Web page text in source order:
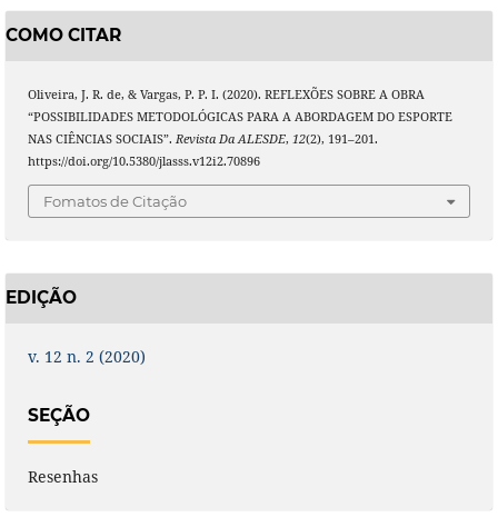
COMO CITAR
Oliveira, J. R. de, & Vargas, P. P. I. (2020). REFLEXÕES SOBRE A OBRA
“POSSIBILIDADES METODOLÓGICAS PARA A ABORDAGEM DO ESPORTE
NAS CIÊNCIAS SOCIAIS”. Revista Da ALESDE, 12(2), 191–201.
https://doi.org/10.5380/jlasss.v12i2.70896
Fomatos de Citação
EDIÇÃO
v. 12 n. 2 (2020)
SEÇÃO
Resenhas